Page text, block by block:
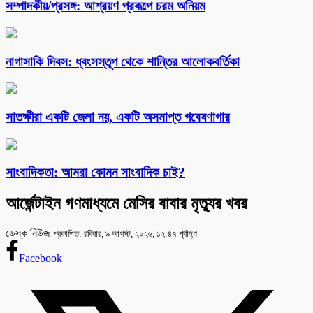
সম্পাদকীয়/প্রসঙ্গ: আশ্রয়ণ প্রকল্পে চরম অনিয়ম
নাগাসাকি দিবস: ধ্বংসস্তূপ থেকে শান্তির আলোকবর্তিকা
সাতক্ষীরা একটি জেলা নয়, একটি অসমাপ্ত গবেষণাগার
সাংবাদিকতা: আমরা কোমন সাংবাদিক চাই?
আর্জেন্টাইন গণমাধ্যমে মেসির বাবার মৃত্যুর খবর
ডেস্ক নিউজ প্রকাশিত: রবিবার, ৯ আগস্ট, ২০২৬, ১২:৪৭ পূর্বাহ্ণ
Facebook